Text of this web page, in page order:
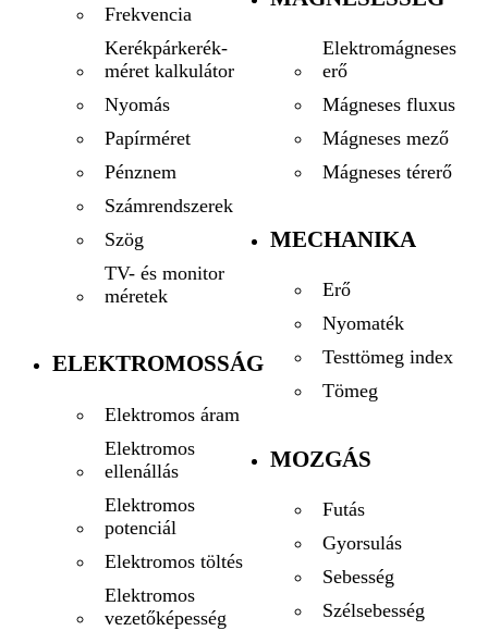
Frekvencia
Kerékpárkerék-
méret kalkulátor
Nyomás
Papírméret
Pénznem
Számrendszerek
Szög
TV- és monitor
méretek
ELEKTROMOSSÁG
Elektromos áram
Elektromos
ellenállás
Elektromos
potenciál
Elektromos töltés
Elektromos
vezetőképesség
Elektromágneses
erő
Mágneses fluxus
Mágneses mező
Mágneses térerő
MECHANIKA
Erő
Nyomaték
Testtömeg index
Tömeg
MOZGÁS
Futás
Gyorsulás
Sebesség
Szélsebesség